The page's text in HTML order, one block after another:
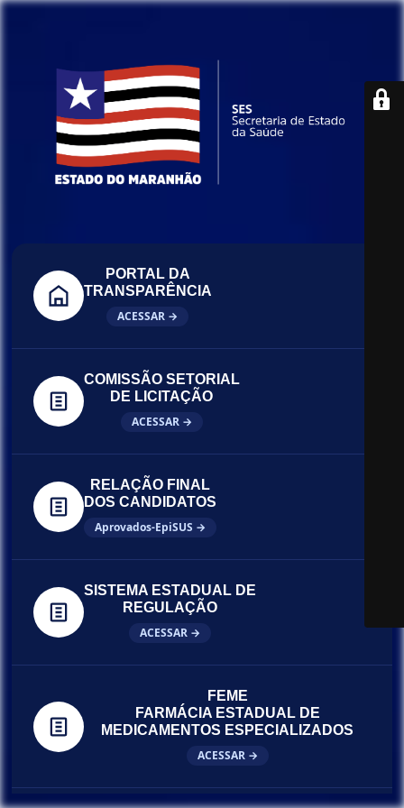
PORTAL DA
TRANSPARÊNCIA
ACESSAR →
COMISSÃO SETORIAL
DE LICITAÇÃO
ACESSAR →
RELAÇÃO FINAL
DOS CANDIDATOS
Aprovados-EpiSUS →
SISTEMA ESTADUAL DE
REGULAÇÃO
ACESSAR →
FEME
FARMÁCIA ESTADUAL DE
MEDICAMENTOS ESPECIALIZADOS
ACESSAR →